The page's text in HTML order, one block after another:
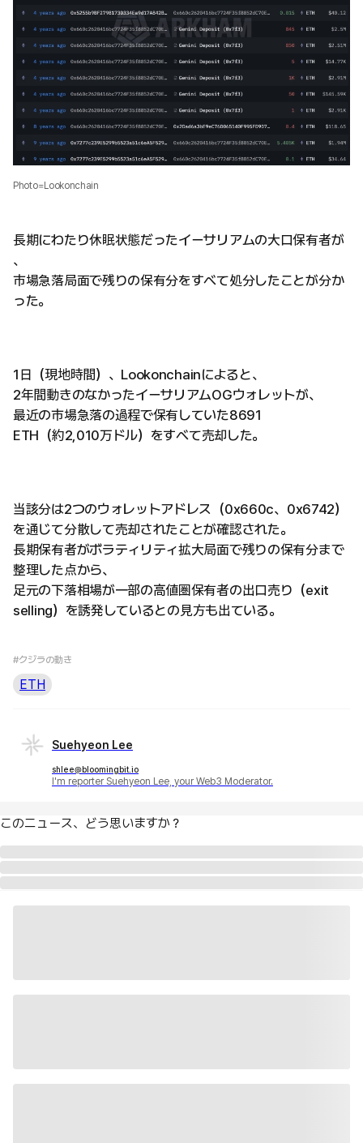
Photo=Lookonchain
長期にわたり休眠状態だったイーサリアムの大口保有者が
、
市場急落局面で残りの保有分をすべて処分したことが分か
った。
1日（現地時間）、Lookonchainによると、
2年間動きのなかったイーサリアムOGウォレットが、
最近の市場急落の過程で保有していた8691
ETH（約2,010万ドル）をすべて売却した。
当該分は2つのウォレットアドレス（0x660c、0x6742）
を通じて分散して売却されたことが確認された。
長期保有者がボラティリティ拡大局面で残りの保有分まで
整理した点から、
足元の下落相場が一部の高値圏保有者の出口売り（exit
selling）を誘発しているとの見方も出ている。
#クジラの動き
ETH
Suehyeon Lee
shlee@bloomingbit.io
I'm reporter Suehyeon Lee, your Web3 Moderator.
このニュース、どう思いますか？